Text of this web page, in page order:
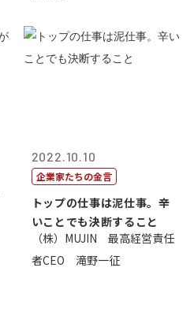
2022.10.10
企業家たちの金言
トップの仕事は泥仕事。辛
いことでも決断すること
（株）MUJIN 最高経営責任
者CEO 滝野一征